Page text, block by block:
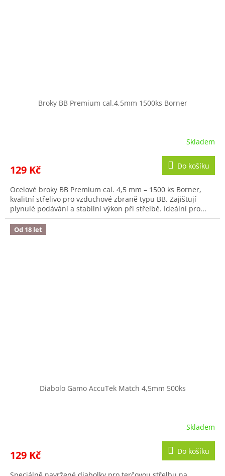
Broky BB Premium cal.4,5mm 1500ks Borner
je
z
5
hvězdiček.
Skladem
129 Kč Do košíku
Ocelové broky BB Premium cal. 4,5 mm – 1500 ks Borner,
kvalitní střelivo pro vzduchové zbraně typu BB. Zajišťují
plynulé podávání a stabilní výkon při střelbě. Ideální pro...
Od 18 let
Diabolo Gamo AccuTek Match 4,5mm 500ks
Skladem
129 Kč Do košíku